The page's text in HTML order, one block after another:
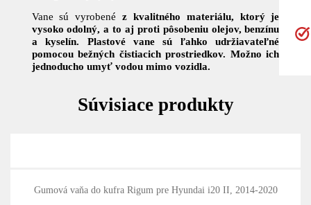
Vane sú vyrobenéz kvalitného materiálu, ktorý je
vysoko odolný, a to aj proti pôsobeniu olejov, benzínu
a kyselín. Plastové vane sú ľahko udržiavateľné
pomocou bežných čistiacich prostriedkov. Možno ich
jednoducho umyť vodou mimo vozidla.
Súvisiace produkty
Gumová vaňa do kufra Rigum pre Hyundai i20 II, 2014-2020